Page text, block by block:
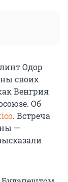
Одор
своих
Венгрия
Об
. Встреча
—